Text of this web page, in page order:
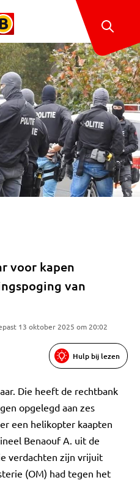
voor kapen
van
13 oktober 2025 om 20:02
Hulp bij lezen
Die heeft de rechtbank
opgelegd aan zes
een helikopter kaapten
Benaouf A. uit de
verdachten zijn vrijuit
(OM) had tegen het